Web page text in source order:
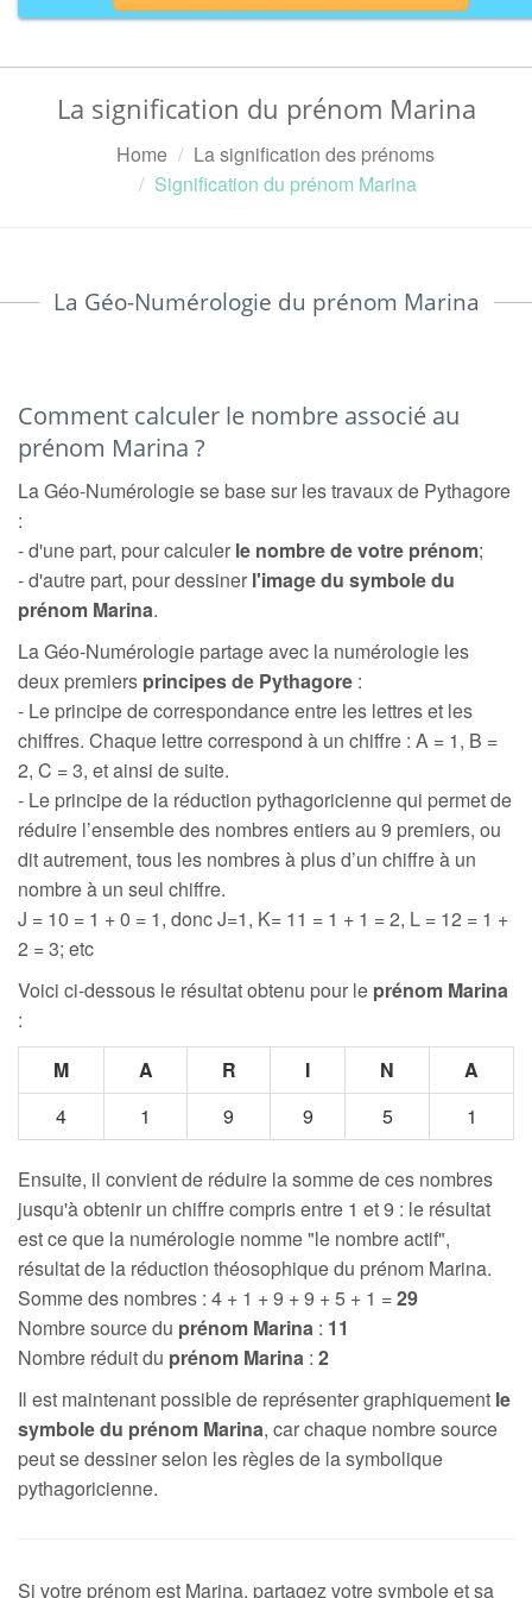
La signification du prénom Marina
Home
La signification des prénoms
Signification du prénom Marina
La Géo-Numérologie du prénom Marina
Comment calculer le nombre associé au
prénom Marina ?
La Géo-Numérologie se base sur les travaux de Pythagore
:
- d'une part, pour calculer le nombre de votre prénom;
- d'autre part, pour dessiner l'image du symbole du
prénom Marina.
La Géo-Numérologie partage avec la numérologie les
deux premiers principes de Pythagore :
- Le principe de correspondance entre les lettres et les
chiffres. Chaque lettre correspond à un chiffre : A = 1, B =
2, C = 3, et ainsi de suite.
- Le principe de la réduction pythagoricienne qui permet de
réduire l’ensemble des nombres entiers au 9 premiers, ou
dit autrement, tous les nombres à plus d’un chiffre à un
nombre à un seul chiffre.
J = 10 = 1 + 0 = 1, donc J=1, K= 11 = 1 + 1 = 2, L = 12 = 1 +
2 = 3; etc
Voici ci-dessous le résultat obtenu pour le prénom Marina
:
M
A R I N
A
4
1 9 9 5 1
Ensuite, il convient de réduire la somme de ces nombres
jusqu'à obtenir un chiffre compris entre 1 et 9 : le résultat
est ce que la numérologie nomme "le nombre actif",
résultat de la réduction théosophique du prénom Marina.
Somme des nombres : 4 + 1 + 9 + 9 + 5 + 1 =29
Nombre source du prénom Marina : 11
Nombre réduit du prénom Marina : 2
Il est maintenant possible de représenter graphiquement le
symbole du prénom Marina, car chaque nombre source
peut se dessiner selon les règles de la symbolique
pythagoricienne.
Si votre prénom est Marina, partagez votre symbole et sa